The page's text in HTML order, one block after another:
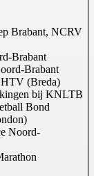
Brabant, NCRV
Brabant
Brabant
(Breda)
bij KNLTB
Bond
Noord-